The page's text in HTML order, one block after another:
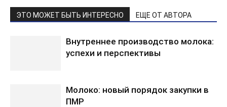
ЭТО МОЖЕТ БЫТЬ ИНТЕРЕСНО ЕЩЕ ОТ АВТОРА
Внутреннее производство молока:
успехи и перспективы
Молоко: новый порядок закупки в
ПМР